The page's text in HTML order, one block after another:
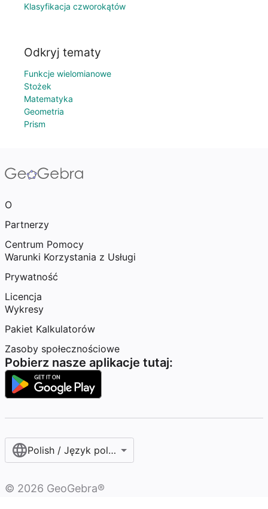
Klasyfikacja czworokątów
Odkryj tematy
Funkcje wielomianowe
Stożek
Matematyka
Geometria
Prism
O
Partnerzy
Centrum Pomocy
Warunki Korzystania z Usługi
Prywatność
Licencja
Wykresy
Pakiet Kalkulatorów
Zasoby społecznościowe
Pobierz nasze aplikacje tutaj:
Polish / Język polski‎
© 2026 GeoGebra®